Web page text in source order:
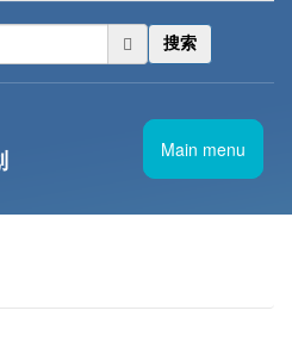
搜索
Main menu